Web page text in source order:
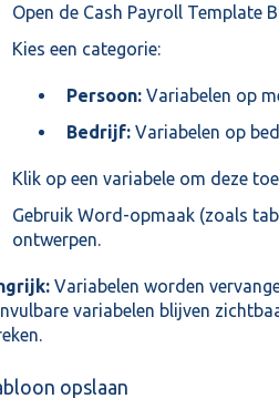
Open de Cash Payroll Template
Kies een categorie:
Persoon:Variabelen op
Bedrijf:Variabelen op
Klik op een variabele om deze
Gebruik Word-opmaak (zoals
ontwerpen.
Variabelen worden
variabelen blijven
opslaan